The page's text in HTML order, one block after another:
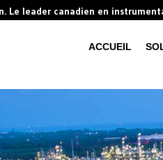
Le leader canadien en
ACCUEIL